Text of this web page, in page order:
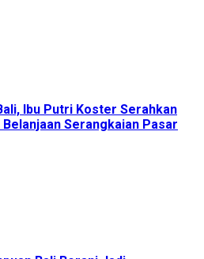
Ibu Putri Koster Serahkan
Serangkaian Pasar